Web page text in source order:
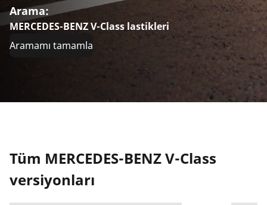
Arama:
MERCEDES-BENZ V-Class lastikleri
Aramamı tamamla
Tüm MERCEDES-BENZ V-Class
versiyonları